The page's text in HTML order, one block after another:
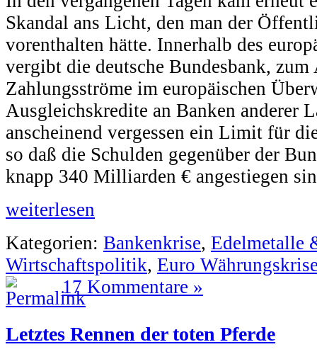
Skandal ans Licht, den man der
vorenthalten hätte. Innerhalb des
vergibt die deutsche Bundesbank,
Zahlungsströme im europäischen
Ausgleichskredite an Banken anderer
anscheinend vergessen ein Limit für
so daß die Schulden gegenüber der
knapp 340 Milliarden € angestiegen
weiterlesen
Kategorien: Bankenkrise, Edelmetalle
Wirtschaftspolitik, Euro
17 Kommentare »
Letztes Rennen der toten Pferde